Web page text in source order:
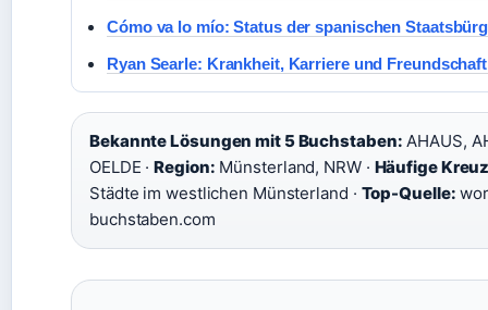
Cómo va lo mío: Status der spanischen
Ryan Searle: Krankheit, Karriere und
Bekannte Lösungen mit 5 Buchstaben: AHAUS,
OELDE ·Region: Münsterland, NRW · Häufige
Städte im westlichen Münsterland · Top-Quelle:
buchstaben.com